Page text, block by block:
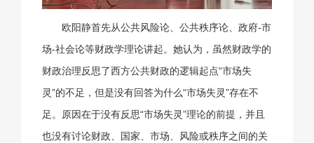
欧阳静首先从公共风险论、公共秩序论、政府-市
场-社会论等财政学理论讲起。她认为，虽然财政学的
财政治理反思了西方公共财政的逻辑起点“市场失
灵”的不足，但是没有回答为什么“市场失灵”存在不
足。原因在于没有反思“市场失灵”理论的前提，并且
也没有讨论财政、国家、市场、风险或秩序之间的关